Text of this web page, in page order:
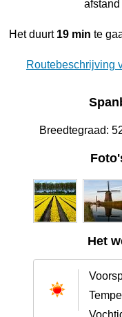
afstand
Het duurt 19 min te
Routebeschrijving
Breedtegraad:
Het